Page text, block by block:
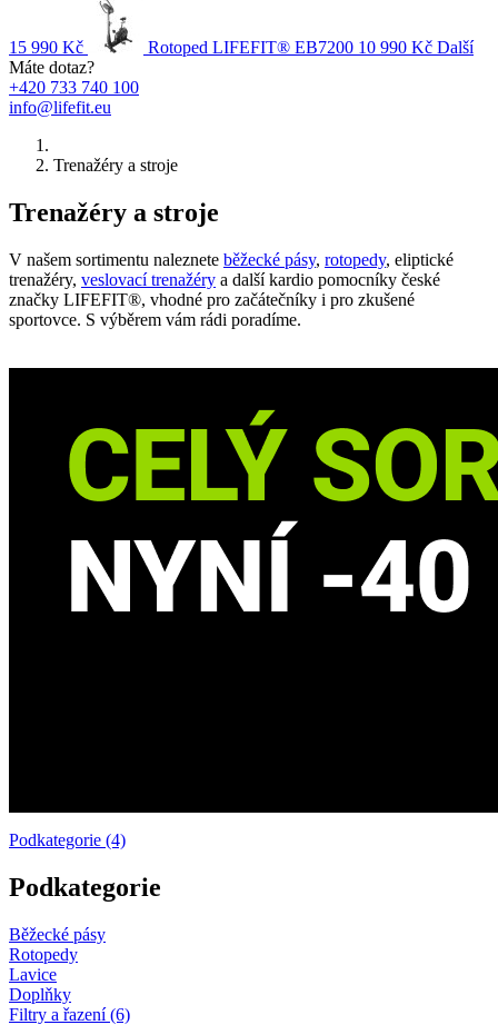
15 990 Kč Rotoped LIFEFIT® EB7200 10 990 Kč Další
Máte dotaz?
+420 733 740 100
info@lifefit.eu
Trenažéry a stroje
Trenažéry a stroje
V našem sortimentu naleznete běžecké pásy, rotopedy, eliptické
trenažéry, veslovací trenažéry a další kardio pomocníky české
značky LIFEFIT®, vhodné pro začátečníky i pro zkušené
sportovce. S výběrem vám rádi poradíme.
Podkategorie (4)
Podkategorie
Běžecké pásy
Rotopedy
Lavice
Doplňky
Filtry a řazení (6)